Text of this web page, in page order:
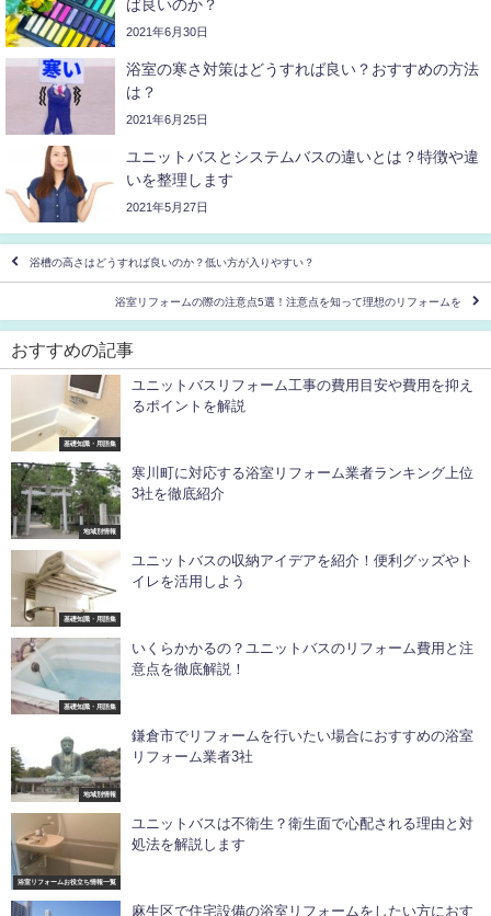
ば良いのか？
2021年6月30日
浴室の寒さ対策はどうすれば良い？おすすめの方法
は？
2021年6月25日
ユニットバスとシステムバスの違いとは？特徴や違
いを整理します
2021年5月27日
浴槽の高さはどうすれば良いのか？低い方が入りやすい？
浴室リフォームの際の注意点5選！注意点を知って理想のリフォームを
おすすめの記事
基礎知識・用語集
ユニットバスリフォーム工事の費用目安や費用を抑え
るポイントを解説
地域別情報
寒川町に対応する浴室リフォーム業者ランキング上位
3社を徹底紹介
基礎知識・用語集
ユニットバスの収納アイデアを紹介！便利グッズやト
イレを活用しよう
基礎知識・用語集
いくらかかるの？ユニットバスのリフォーム費用と注
意点を徹底解説！
地域別情報
鎌倉市でリフォームを行いたい場合におすすめの浴室
リフォーム業者3社
浴室リフォームお役立ち情報一覧
ユニットバスは不衛生？衛生面で心配される理由と対
処法を解説します
麻生区で住宅設備の浴室リフォームをしたい方におす